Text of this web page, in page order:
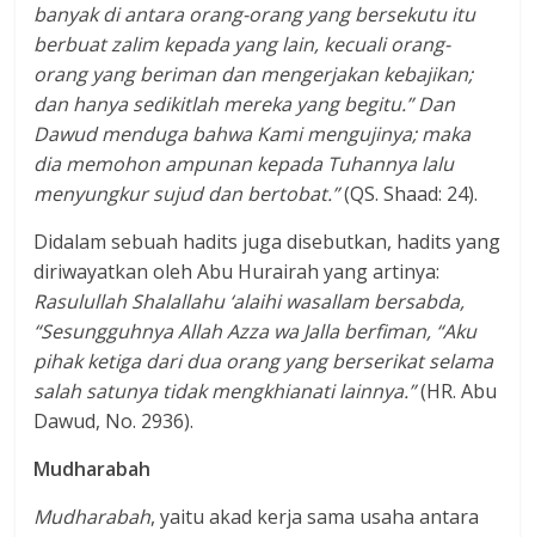
banyak di antara orang-orang yang bersekutu itu
berbuat zalim kepada yang lain, kecuali orang-
orang yang beriman dan mengerjakan kebajikan;
dan hanya sedikitlah mereka yang begitu.” Dan
Dawud menduga bahwa Kami mengujinya; maka
dia memohon ampunan kepada Tuhannya lalu
menyungkur sujud dan bertobat.”(QS. Shaad: 24).
Didalam sebuah hadits juga disebutkan, hadits yang
diriwayatkan oleh Abu Hurairah yang artinya:
Rasulullah Shalallahu ‘alaihi wasallam bersabda,
“Sesungguhnya Allah Azza wa Jalla berfiman, “Aku
pihak ketiga dari dua orang yang berserikat selama
salah satunya tidak mengkhianati lainnya.”(HR. Abu
Dawud, No. 2936).
Mudharabah
Mudharabah, yaitu akad kerja sama usaha antara